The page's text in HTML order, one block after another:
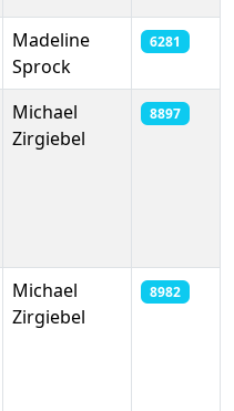
Madeline
Sprock
6281
Michael
Zirgiebel
8897
Michael
Zirgiebel
8982